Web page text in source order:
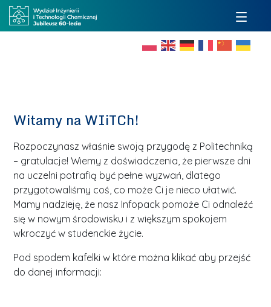
Witamy na WIiTCh!
Rozpoczynasz właśnie swoją przygodę z Politechniką
– gratulacje! Wiemy z doświadczenia, że pierwsze dni
na uczelni potrafią być pełne wyzwań, dlatego
przygotowaliśmy coś, co może Ci je nieco ułatwić.
Mamy nadzieję, że nasz Infopack pomoże Ci odnaleźć
się w nowym środowisku i z większym spokojem
wkroczyć w studenckie życie.
Pod spodem kafelki w które można klikać aby przejść
do danej informacji: